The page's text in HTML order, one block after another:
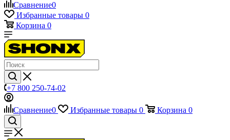
Сравнение0
Избранные товары 0
Корзина 0
+7 800 250-74-02
Сравнение0 Избранные товары 0 Корзина 0